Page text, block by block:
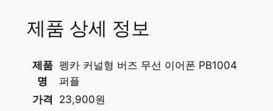
제품 상세 정보
제품
명
펭카 커널형 버즈 무선 이어폰 PB1004
퍼플
가격
23,900원